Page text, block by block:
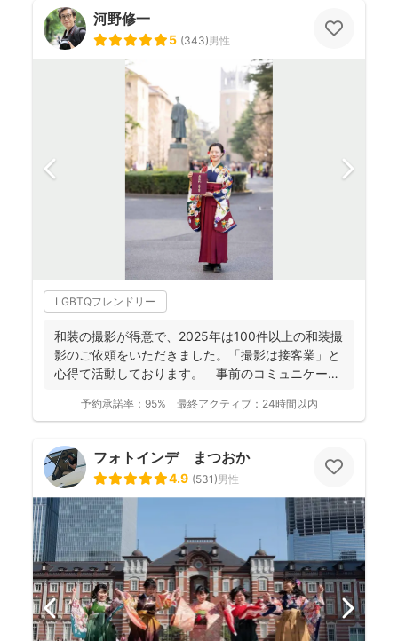
河野修一
5 (343)男性
LGBTQフレンドリー
和装の撮影が得意で、2025年は100件以上の和装撮
影のご依頼をいただきました。「撮影は接客業」と
心得て活動しております。 事前のコミュニケーシ
予約承諾率： 95% 最終アクティブ： 24時間以内
フォトインデ まつおか
4.9 (531)男性